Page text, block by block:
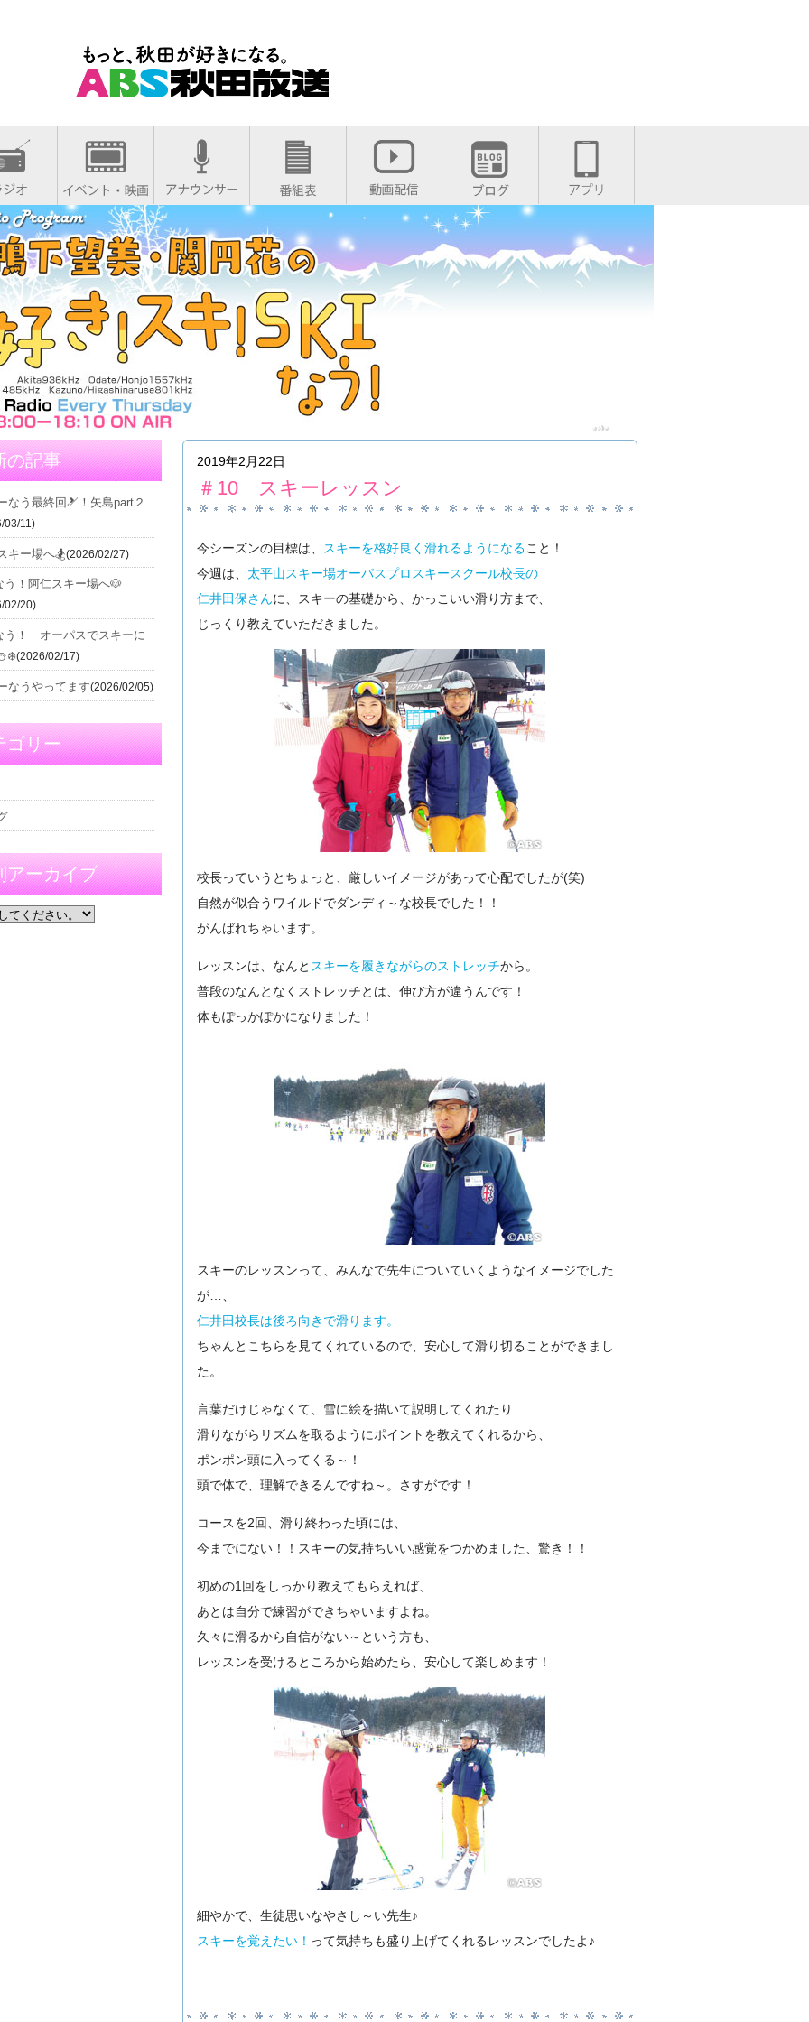
2019年2月22日
＃10 スキーレッスン
今シーズンの目標は、 スキーを格好良く滑れるようになること！
今週は、 太平山スキー場オーパスプロスキースクール校長の
仁井田保さんに、スキーの基礎から、かっこいい滑り方まで、
じっくり教えていただきました。
校長っていうとちょっと、厳しいイメージがあって心配でしたが(笑)
自然が似合うワイルドでダンディ～な校長でした！！
がんばれちゃいます。
レッスンは、なんと スキーを履きながらのストレッチから。
普段のなんとなくストレッチとは、伸び方が違うんです！
体もぽっかぽかになりました！
スキーのレッスンって、みんなで先生についていくようなイメージでした
が…、
仁井田校長は後ろ向きで滑ります。
ちゃんとこちらを見てくれているので、安心して滑り切ることができまし
た。
言葉だけじゃなくて、雪に絵を描いて説明してくれたり
滑りながらリズムを取るようにポイントを教えてくれるから、
ポンポン頭に入ってくる～！
頭で体で、理解できるんですね～。さすがです！
コースを2回、滑り終わった頃には、
今までにない！！スキーの気持ちいい感覚をつかめました、驚き！！
初めの1回をしっかり教えてもらえれば、
あとは自分で練習ができちゃいますよね。
久々に滑るから自信がない～という方も、
レッスンを受けるところから始めたら、安心して楽しめます！
細やかで、生徒思いなやさし～い先生♪
スキーを覚えたい！ って気持ちも盛り上げてくれるレッスンでしたよ♪
の記事
なう最終回🎿！矢島part２
03/11)
キー場へ🏂(2026/02/27)
う！阿仁スキー場へ🐶
02/20)
う！ オーパスでスキーに
(2026/02/17)
なうやってます(2026/02/05)
ゴリー
アーカイブ